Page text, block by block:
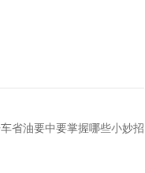
省油要中要掌握哪些小妙招